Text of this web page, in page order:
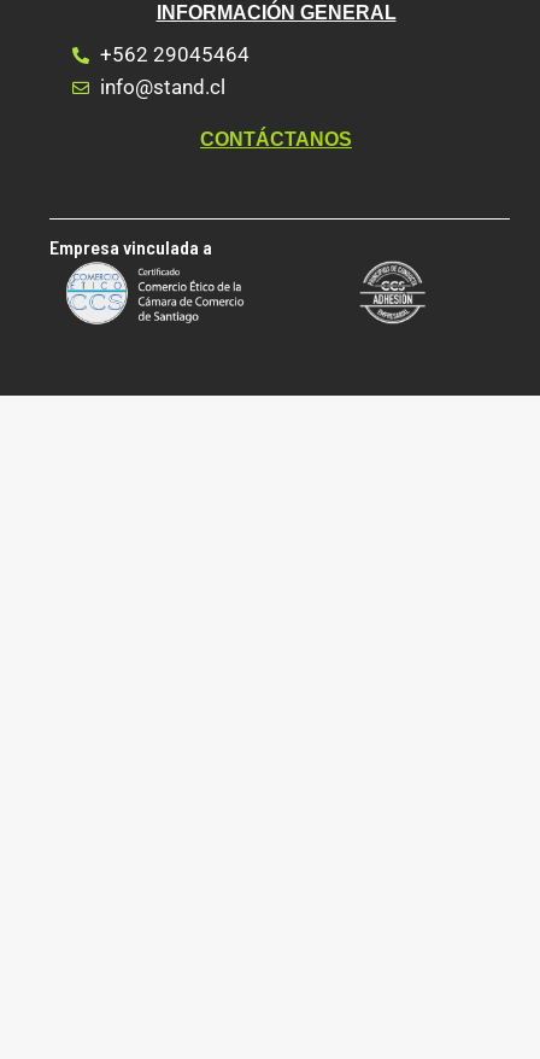
INFORMACIÓN GENERAL
+562 29045464
info@stand.cl
CONTÁCTANOS
Empresa vinculada a